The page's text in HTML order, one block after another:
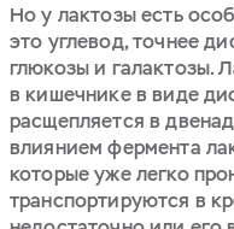
Но у лактозы есть
это углевод, точнее
глюкозы и галактозы.
в кишечнике в виде
расщепляется в
влиянием фермента
которые уже легко
транспортируются в